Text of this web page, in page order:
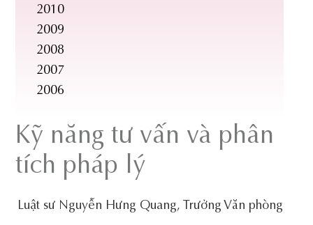
2010
2009
2008
2007
2006
Kỹ năng tư vấn và phân
tích pháp lý
Luật sư Nguyễn Hưng Quang, Trưởng Văn phòng